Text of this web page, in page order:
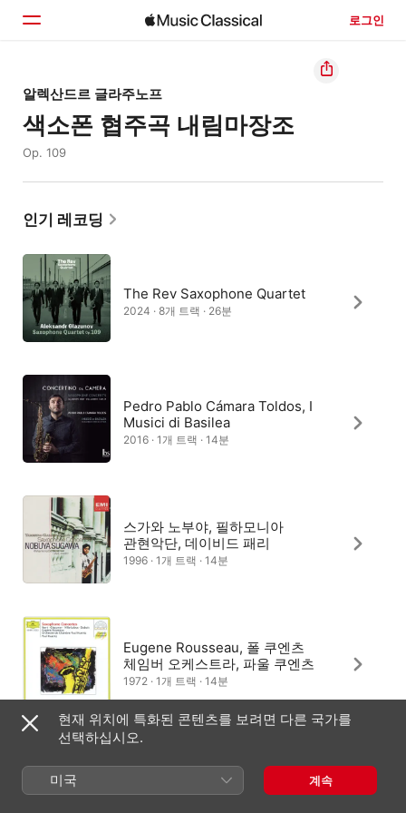
로그인
홈
둘러보기
알렉산드르 글라주노프
색소폰 협주곡 내림마장조
Op. 109
인기 레코딩
The Rev Saxophone Quartet
2024 · 8개 트랙 · 26분
Pedro Pablo Cámara Toldos, I
Musici di Basilea
2016 · 1개 트랙 · 14분
스가와 노부야, 필하모니아
관현악단, 데이비드 패리
1996 · 1개 트랙 · 14분
Eugene Rousseau, 폴 쿠엔츠
체임버 오케스트라, 파울 쿠엔츠
1972 · 1개 트랙 · 14분
라디오 심포니 오케스트라, Kirk
Trevor
현재 위치에 특화된 콘텐츠를 보려면 다른 국가를
선택하십시오.
미국 계속